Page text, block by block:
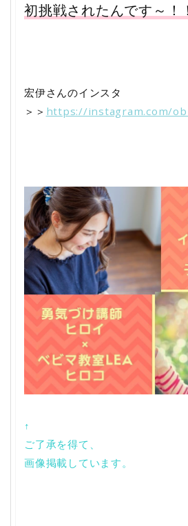
初挑戦されたんです～！！
宏伊さんのインスタ
＞＞ https://instagram.com/
↑
ご了承を得て、
画像掲載しています。